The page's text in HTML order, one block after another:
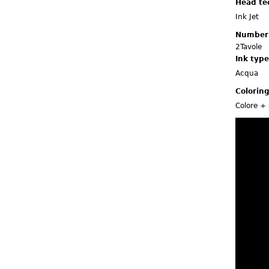
Head
Ink Jet
2Tavole
Ink
Acqua
Colore +